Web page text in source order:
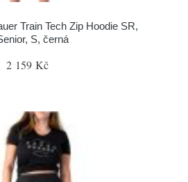
Train Tech Zip Hoodie SR,
S, černá
2 159 Kč